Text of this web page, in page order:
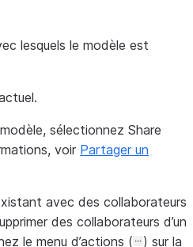
lesquels le modèle est
sélectionnez Share
voir Partager un
avec des collaborateurs
des collaborateurs d’un
le menu d’actions (
) sur la